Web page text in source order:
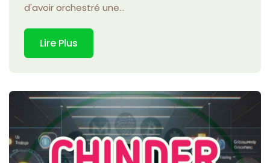
d'avoir orchestré une...
Lire Plus